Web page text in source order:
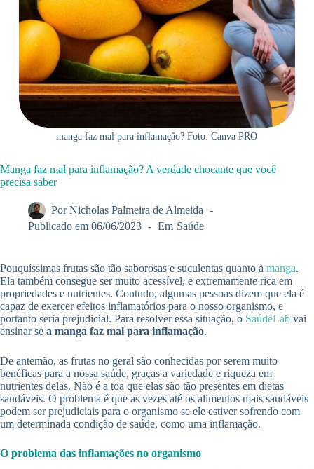
manga faz mal para inflamação? Foto: Canva PRO
Manga faz mal para inflamação? A verdade chocante que você
precisa saber
Por Nicholas Palmeira de Almeida
Publicado em 06/06/2023 Em Saúde
Pouquíssimas frutas são tão saborosas e suculentas quanto à manga.
Ela também consegue ser muito acessível, e extremamente rica em
propriedades e nutrientes. Contudo, algumas pessoas dizem que ela é
capaz de exercer efeitos inflamatórios para o nosso organismo, e
portanto seria prejudicial. Para resolver essa situação, o SaúdeLab vai
ensinar se a manga faz mal para inflamação.
De antemão, as frutas no geral são conhecidas por serem muito
benéficas para a nossa saúde, graças a variedade e riqueza em
nutrientes delas. Não é a toa que elas são tão presentes em dietas
saudáveis. O problema é que as vezes até os alimentos mais saudáveis
podem ser prejudiciais para o organismo se ele estiver sofrendo com
um determinada condição de saúde, como uma inflamação.
O problema das inflamações no organismo